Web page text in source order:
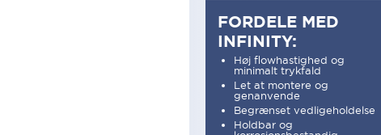
FORDELE MED
INFINITY:
Høj flowhastighed og
minimalt trykfald
Let at montere og
genanvende
Begrænset vedligeholdelse
Holdbar og